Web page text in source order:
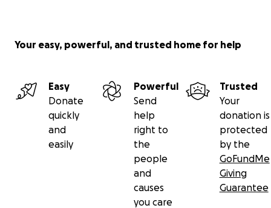
Your easy, powerful, and trusted home for help
Easy
Donate
quickly
and
easily
Powerful
Send
help
right to
the
people
and
causes
you care
Trusted
Your
donation is
protected
by the
GoFundMe
Giving
Guarantee